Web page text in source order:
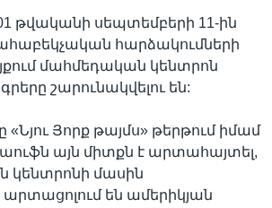
Ի ԿԱՆՈՆԱԴՐՈՒԹՅՈՒՆ
թվականի սեպտեմբերի 11-ին
հարձակումների
մահմեդական կենտրոն
շարունակվելու են:
«Նյու Յորք թայմս» թերթում իմամ
այն միտքն է արտահայտել,
կենտրոնի մասին
արտացոլում են ամերիկյան